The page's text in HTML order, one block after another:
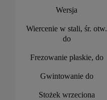
Wersja
Wiercenie w stali, śr. otw.
do
Frezowanie płaskie, do
Gwintowanie do
Stożek wrzeciona